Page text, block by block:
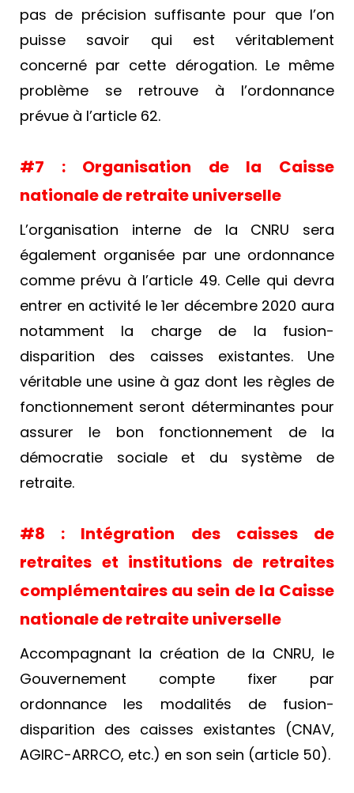
pas de précision suffisante pour que l’on
puisse savoir qui est véritablement
concerné par cette dérogation. Le même
problème se retrouve à l’ordonnance
prévue à l’article 62.
#7 : Organisation de la Caisse
nationale de retraite universelle
L’organisation interne de la CNRU sera
également organisée par une ordonnance
comme prévu à l’article 49. Celle qui devra
entrer en activité le 1er décembre 2020 aura
notamment la charge de la fusion-
disparition des caisses existantes. Une
véritable une usine à gaz dont les règles de
fonctionnement seront déterminantes pour
assurer le bon fonctionnement de la
démocratie sociale et du système de
retraite.
#8 : Intégration des caisses de
retraites et institutions de retraites
complémentaires au sein de la Caisse
nationale de retraite universelle
Accompagnant la création de la CNRU, le
Gouvernement compte fixer par
ordonnance les modalités de fusion-
disparition des caisses existantes (CNAV,
AGIRC-ARRCO, etc.) en son sein (article 50).